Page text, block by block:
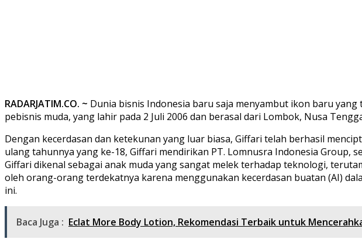
RADARJATIM.CO. ~ Dunia bisnis Indonesia baru saja menyambut ikon baru
pebisnis muda, yang lahir pada 2 Juli 2006 dan berasal dari Lombok, Nusa
Dengan kecerdasan dan ketekunan yang luar biasa, Giffari telah berhasil
ulang tahunnya yang ke-18, Giffari mendirikan PT. Lomnusra Indonesia
Giffari dikenal sebagai anak muda yang sangat melek terhadap teknologi,
oleh orang-orang terdekatnya karena menggunakan kecerdasan buatan (AI)
ini.
Baca Juga : Eclat More Body Lotion, Rekomendasi Terbaik untuk